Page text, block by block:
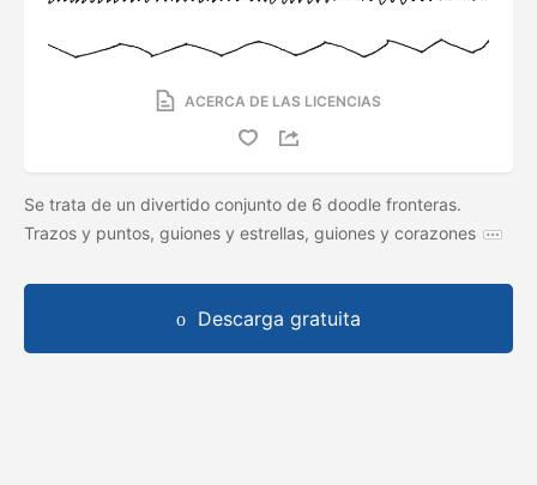
ACERCA DE LAS LICENCIAS
Se trata de un divertido conjunto de 6 doodle fronteras.
Trazos y puntos, guiones y estrellas, guiones y corazones
Descarga gratuita